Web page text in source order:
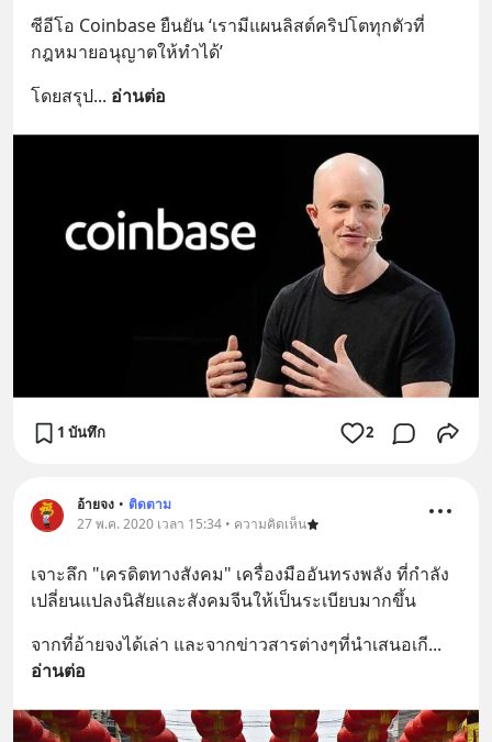
ซีอีโอ Coinbase ยืนยัน ‘เรามีแผนลิสต์คริปโตทุกตัวที่
กฎหมายอนุญาตให้ทำได้’
โดยสรุป... อ่านต่อ
1 บันทึก 2
อ้ายจง • ติดตาม
27 พ.ค. 2020 เวลา 15:34 • ความคิดเห็น
เจาะลึก "เครดิตทางสังคม" เครื่องมืออันทรงพลัง ที่กำลัง
เปลี่ยนแปลงนิสัยและสังคมจีนให้เป็นระเบียบมากขึ้น
จากที่อ้ายจงได้เล่า และจากข่าวสารต่างๆที่นำเสนอเกี
อ่านต่อ